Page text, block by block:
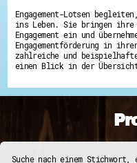
Engagement-Lotsen
ins Leben. Sie bringen ihre
Engagement ein und
Engagementförderung in
zahlreiche und
einen Blick in der
Suche nach einem